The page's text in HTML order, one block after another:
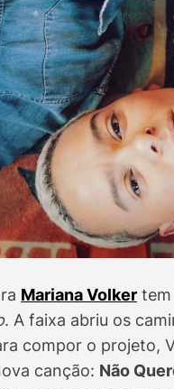
Mariana Volker tem
. A faixa abriu os
compor o projeto,
canção: Não